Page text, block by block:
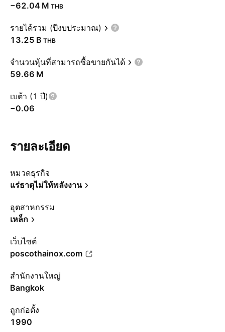
‪−62.04 M‬ THB
รายได้รวม (ปีงบประมาณ)
‪13.25 B‬ THB
จำนวนหุ้นที่สามารถซื้อขายกันได้
‪59.66 M‬
เบต้า (1 ปี)
−0.06
รายละเอียด
หมวดธุรกิจ
แร่ธาตุไม่ให้พลังงาน
อุตสาหกรรม
เหล็ก
เว็บไซต์
poscothainox.com
สำนักงานใหญ่
Bangkok
ถูกก่อตั้ง
1990